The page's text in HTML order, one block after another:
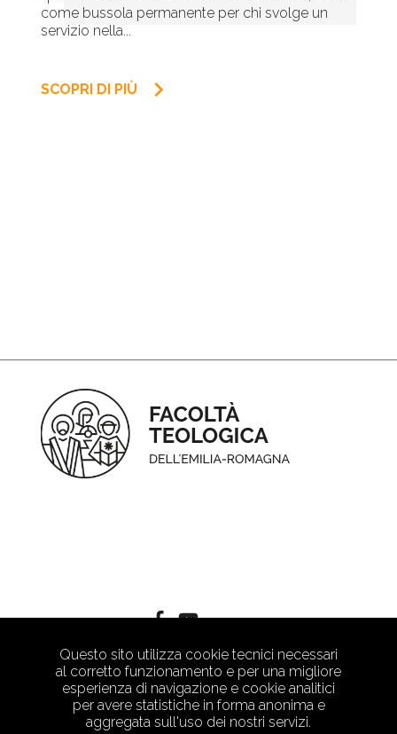
Questo sito utilizza cookie tecnici necessari
al corretto funzionamento e per una migliore
esperienza di navigazione e cookie analitici
per avere statistiche in forma anonima e
aggregata sull'uso dei nostri servizi.
come bussola permanente per chi svolge un
servizio nella...
keyboard_arrow_right
SCOPRI DI PIÙ